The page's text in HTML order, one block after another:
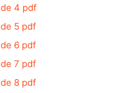
4 pdf
5 pdf
6 pdf
7 pdf
8 pdf